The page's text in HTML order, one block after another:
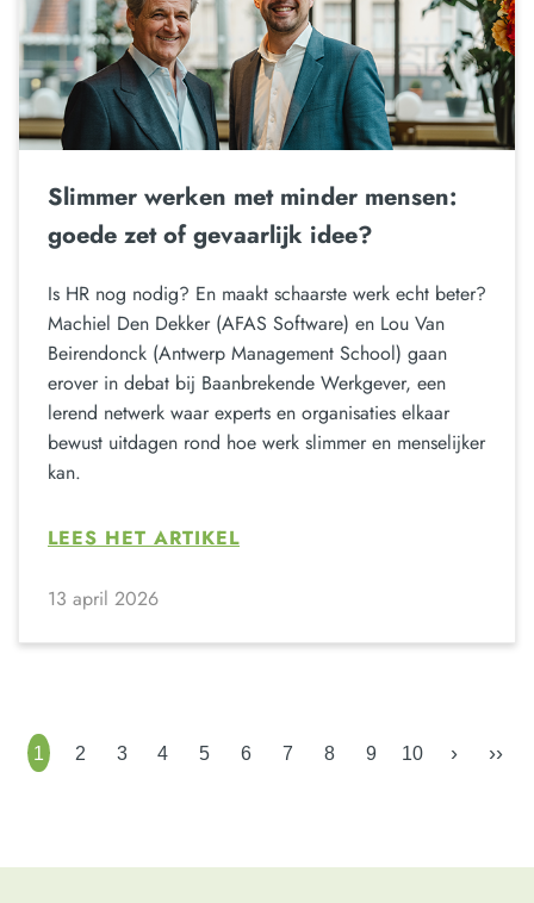
Slimmer werken met minder mensen:
goede zet of gevaarlijk idee?
Is HR nog nodig? En maakt schaarste werk echt beter?
Machiel Den Dekker (AFAS Software) en Lou Van
Beirendonck (Antwerp Management School) gaan
erover in debat bij Baanbrekende Werkgever, een
lerend netwerk waar experts en organisaties elkaar
bewust uitdagen rond hoe werk slimmer en menselijker
kan.
LEES HET ARTIKEL
13 april 2026
1 2 3 4 5 6 7 8 9 10 › ››